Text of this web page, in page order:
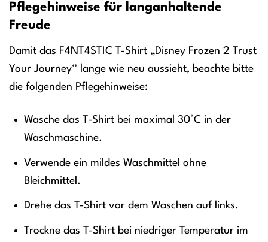
Pflegehinweise für langanhaltende
Freude
Damit das F4NT4STIC T-Shirt „Disney Frozen 2 Trust
Your Journey“ lange wie neu aussieht, beachte bitte
die folgenden Pflegehinweise:
Wasche das T-Shirt bei maximal 30°C in der
Waschmaschine.
Verwende ein mildes Waschmittel ohne
Bleichmittel.
Drehe das T-Shirt vor dem Waschen auf links.
Trockne das T-Shirt bei niedriger Temperatur im